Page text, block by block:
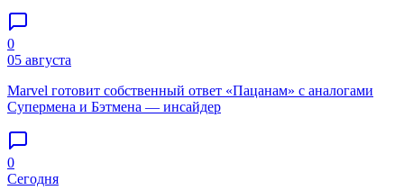
0
05 августа
Marvel готовит собственный ответ «Пацанам» с аналогами
Супермена и Бэтмена — инсайдер
0
Сегодня